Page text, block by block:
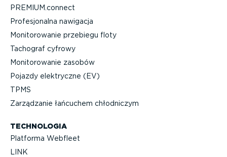
PREMIUM.connect
Profe­sjo­nalna nawigacja
Monito­ro­wanie przebiegu floty
Tachograf cyfrowy
Monito­ro­wanie zasobów
Pojazdy elektryczne (EV)
TPMS
Zarządzanie łańcuchem chłodniczym
TECHNOLOGIA
Platforma Webfleet
LINK